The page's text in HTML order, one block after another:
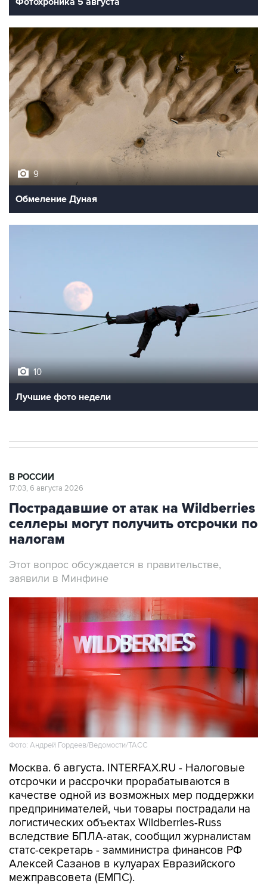
9
Обмеление Дуная
10
Лучшие фото недели
В РОССИИ
17:03, 6 августа 2026
Пострадавшие от атак на Wildberries
селлеры могут получить отсрочки по
налогам
Этот вопрос обсуждается в правительстве,
заявили в Минфине
Фото: Андрей Гордеев/Ведомости/ТАСС
Москва. 6 августа. INTERFAX.RU - Налоговые
отсрочки и рассрочки прорабатываются в
качестве одной из возможных мер поддержки
предпринимателей, чьи товары пострадали на
логистических объектах Wildberries-Russ
вследствие БПЛА-атак, сообщил журналистам
статс-секретарь - замминистра финансов РФ
Алексей Сазанов в кулуарах Евразийского
межправсовета (ЕМПС).